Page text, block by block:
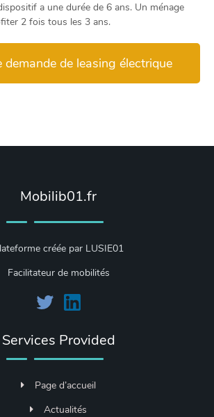
a une durée de 6 ans. Un ménage
2 fois tous les 3 ans.
demande de leasing électrique
Mobilib01.fr
créée par LUSIE01
Facilitateur de mobilités
Services Provided
Page d’accueil
Actualités